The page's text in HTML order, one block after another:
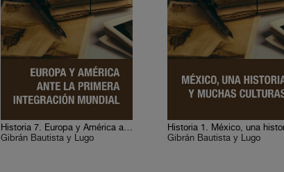
Historia 7. Europa y América ante la primera integración mundial
Gibrán Bautista y Lugo
Gibrán Bautista y Lugo